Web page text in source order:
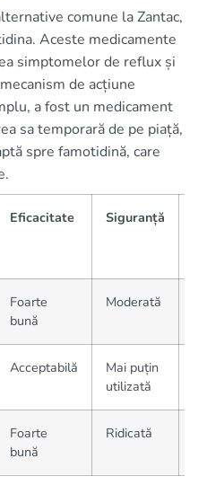
comune la Zantac,
Aceste medicamente
simptomelor de reflux și
de acțiune
a fost un medicament
sa temporară de pe piață,
spre famotidină, care
Eficacitate Siguranță
Foarte
bună
Moderată
Acceptabilă
Mai puțin
utilizată
Foarte
bună
Ridicată